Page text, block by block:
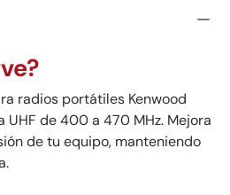
radios portátiles Kenwood
UHF de 400 a 470 MHz. Mejora
de tu equipo, manteniendo